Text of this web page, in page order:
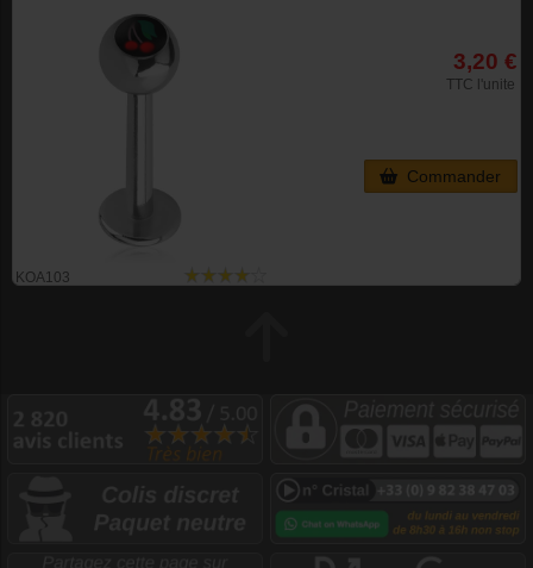
KOA103
3,20 €
TTC l'unite
Commander